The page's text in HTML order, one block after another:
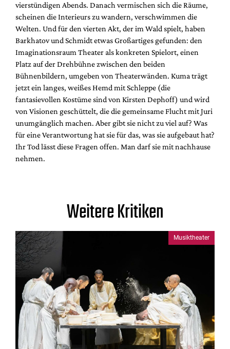
vierstündigen Abends. Danach vermischen sich die Räume,
scheinen die Interieurs zu wandern, verschwimmen die
Welten. Und für den vierten Akt, der im Wald spielt, haben
Barkhatov und Schmidt etwas Großartiges gefunden: den
Imaginationsraum Theater als konkreten Spielort, einen
Platz auf der Drehbühne zwischen den beiden
Bühnenbildern, umgeben von Theaterwänden. Kuma trägt
jetzt ein langes, weißes Hemd mit Schleppe (die
fantasievollen Kostüme sind von Kirsten Dephoff) und wird
von Visionen geschüttelt, die die gemeinsame Flucht mit Juri
unumgänglich machen. Aber gibt sie nicht zu viel auf? Was
für eine Verantwortung hat sie für das, was sie aufgebaut hat?
Ihr Tod lässt diese Fragen offen. Man darf sie mit nachhause
nehmen.
Weitere Kritiken
Musiktheater